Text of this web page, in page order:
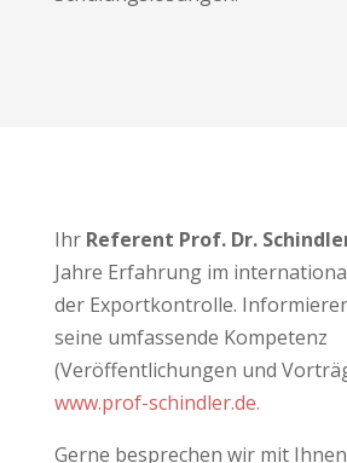
Ihr Referent Prof. Dr.
Jahre Erfahrung im
der Exportkontrolle.
seine umfassende Kompetenz
(Veröffentlichungen und
www.prof-schindler.de.
Gerne besprechen wir mit